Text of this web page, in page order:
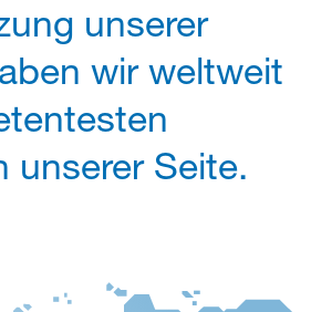
unserer
wir weltweit
unserer Seite.